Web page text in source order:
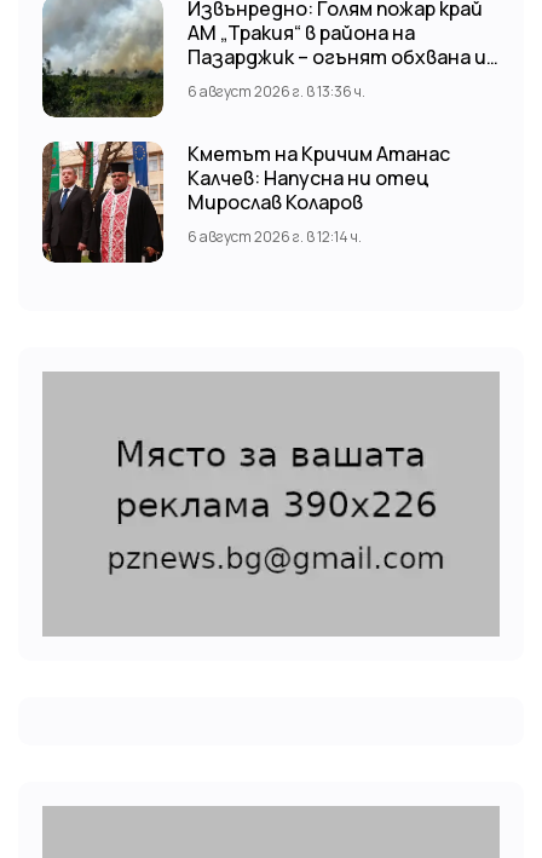
Извънредно: Голям пожар край
АМ „Тракия“ в района на
Пазарджик – огънят обхвана и
лозови масиви
6 август 2026 г. в 13:36 ч.
Кметът на Кричим Атанас
Калчев: Напусна ни отец
Мирослав Коларов
6 август 2026 г. в 12:14 ч.